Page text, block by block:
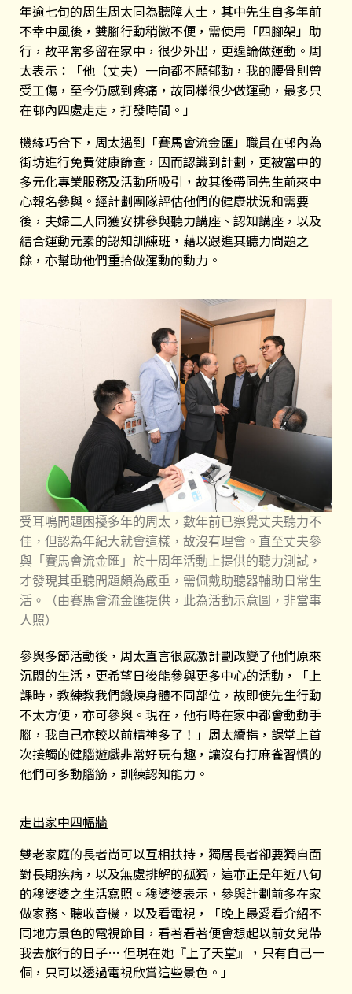
年逾七旬的周生周太同為聽障人士，其中先生自多年前
不幸中風後，雙腳行動稍微不便，需使用「四腳架」助
行，故平常多留在家中，很少外出，更遑論做運動。周
太表示：「他（丈夫）一向都不願郁動，我的腰骨則曾
受工傷，至今仍感到疼痛，故同樣很少做運動，最多只
在邨內四處走走，打發時間。」
機緣巧合下，周太遇到「賽馬會流金匯」職員在邨內為
街坊進行免費健康篩查，因而認識到計劃，更被當中的
多元化專業服務及活動所吸引，故其後帶同先生前來中
心報名參與。經計劃團隊評估他們的健康狀況和需要
後，夫婦二人同獲安排參與聽力講座、認知講座，以及
結合運動元素的認知訓練班，藉以跟進其聽力問題之
餘，亦幫助他們重拾做運動的動力。
受耳鳴問題困擾多年的周太，數年前已察覺丈夫聽力不
佳，但認為年紀大就會這樣，故沒有理會。直至丈夫參
與「賽馬會流金匯」於十周年活動上提供的聽力測試，
才發現其重聽問題頗為嚴重，需佩戴助聽器輔助日常生
活。（由賽馬會流金匯提供，此為活動示意圖，非當事
人照）
參與多節活動後，周太直言很感激計劃改變了他們原來
沉悶的生活，更希望日後能參與更多中心的活動，「上
課時，教練教我們鍛煉身體不同部位，故即使先生行動
不太方便，亦可參與。現在，他有時在家中都會動動手
腳，我自己亦較以前精神多了！」周太續指，課堂上首
次接觸的健腦遊戲非常好玩有趣，讓沒有打麻雀習慣的
他們可多動腦筋，訓練認知能力。
走出家中四幅牆
雙老家庭的長者尚可以互相扶持，獨居長者卻要獨自面
對長期疾病，以及無處排解的孤獨，這亦正是年近八旬
的穆婆婆之生活寫照。穆婆婆表示，參與計劃前多在家
做家務、聽收音機，以及看電視，「晚上最愛看介紹不
同地方景色的電視節目，看著看著便會想起以前女兒帶
我去旅行的日子… 但現在她『上了天堂』，只有自己一
個，只可以透過電視欣賞這些景色。」